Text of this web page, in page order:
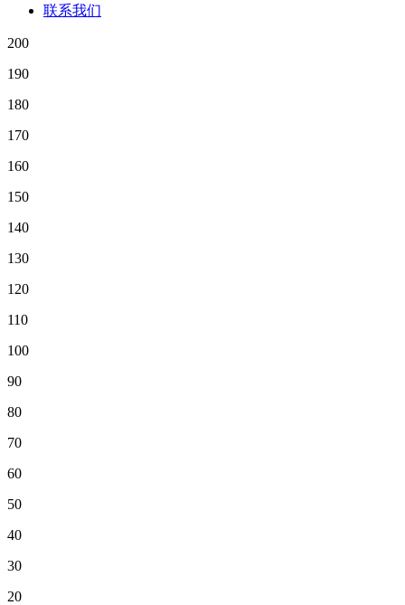
联系我们
200
190
180
170
160
150
140
130
120
110
100
90
80
70
60
50
40
30
20